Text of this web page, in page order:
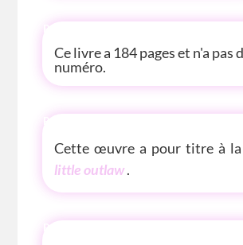
P'TITE INFOS
Ce livre a 184 pages et n'a pas
numéro.
P'TITE(S) INFOS SUR LE LIVRE
Cette œuvre a pour titre à la
little outlaw.
P'TITE ANECDOTE